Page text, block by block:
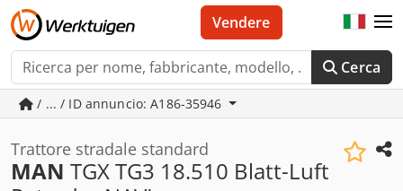
Cerca
Vendere
/ ... / ID annuncio: A186-35946
Trattore stradale standard
MAN TGX TG3 18.510 Blatt-Luft